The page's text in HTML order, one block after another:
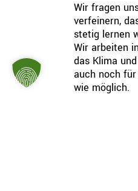
Wir fragen
verfeinern,
stetig lernen
Wir arbeiten
das Klima
auch noch
wie möglich.